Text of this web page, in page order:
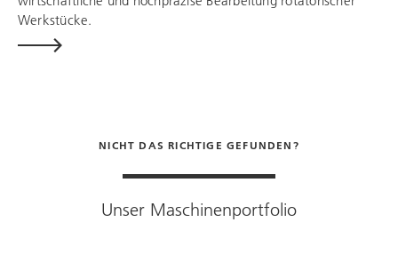
Werkstücke.
NICHT DAS RICHTIGE GEFUNDEN?
Unser Maschinenportfolio